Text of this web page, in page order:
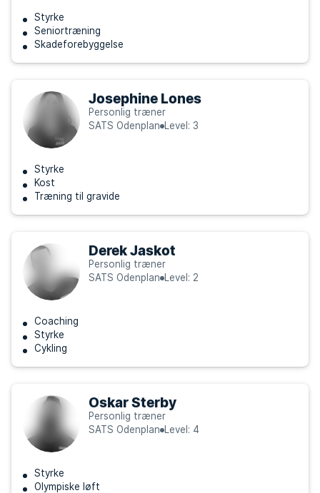
Styrke
Seniortræning
Skadeforebyggelse
Josephine Lones
Personlig træner
SATS Odenplan
Level: 3
Styrke
Kost
Træning til gravide
Derek Jaskot
Personlig træner
SATS Odenplan
Level: 2
Coaching
Styrke
Cykling
Oskar Sterby
Personlig træner
SATS Odenplan
Level: 4
Styrke
Olympiske løft